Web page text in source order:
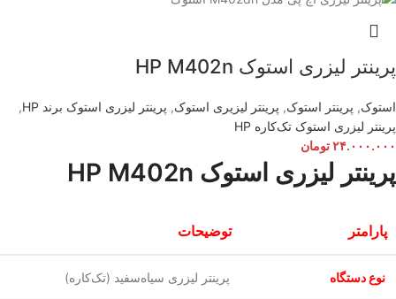
پرینتر لیزری استوک HP M402n
استوک, پرینتر استوک, پرینتر لیزیری استوک, پرینتر لیزری استوک برند HP
,
پرینتر لیزری استوک تک‌کار‌ه HP
۲۴.۰۰۰.۰۰۰تومان
پرینتر لیزری استوک HP M402n
پارامتر توضیحات
نوع دستگاه پرینتر لیزری سیاه‌سفید (تک‌کاره)